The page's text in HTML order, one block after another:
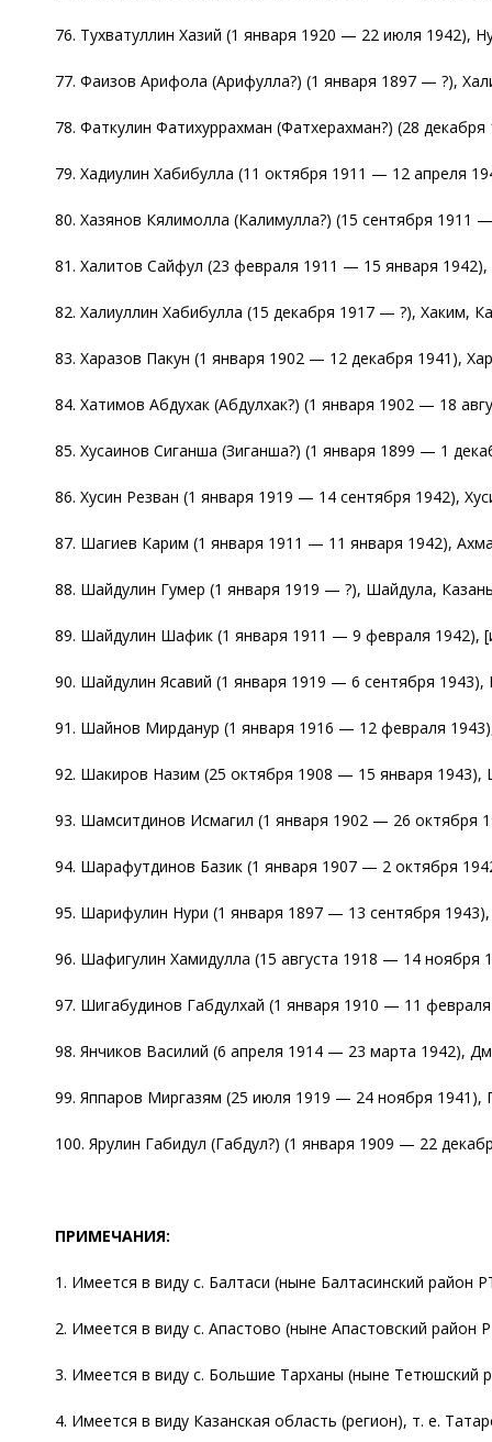
76. Тухватуллин Хазий (1 января 1920 — 22 июля 1942),
77. Фаизов Арифола (Арифулла?) (1 января 1897 — ?),
78. Фаткулин Фатихуррахман (Фатхерахман?) (28
79. Хадиулин Хабибулла (11 октября 1911 — 12 апреля
80. Хазянов Кялимолла (Калимулла?) (15 сентября 1911
81. Халитов Сайфул (23 февраля 1911 — 15 января
82. Халиуллин Хабибулла (15 декабря 1917 — ?), Хаким,
83. Харазов Пакун (1 января 1902 — 12 декабря 1941),
84. Хатимов Абдухак (Абдулхак?) (1 января 1902 — 18
85. Хусаинов Сиганша (Зиганша?) (1 января 1899 — 1
86. Хусин Резван (1 января 1919 — 14 сентября 1942),
87. Шагиев Карим (1 января 1911 — 11 января 1942),
88. Шайдулин Гумер (1 января 1919 — ?), Шайдула,
89. Шайдулин Шафик (1 января 1911 — 9 февраля 1942),
90. Шайдулин Ясавий (1 января 1919 — 6 сентября
91. Шайнов Мирданур (1 января 1916 — 12 февраля
92. Шакиров Назим (25 октября 1908 — 15 января 1943),
93. Шамситдинов Исмагил (1 января 1902 — 26 октября
94. Шарафутдинов Базик (1 января 1907 — 2 октября
95. Шарифулин Нури (1 января 1897 — 13 сентября
96. Шафигулин Хамидулла (15 августа 1918 — 14 ноября
97. Шигабудинов Габдулхай (1 января 1910 — 11
98. Янчиков Василий (6 апреля 1914 — 23 марта 1942),
99. Яппаров Миргазям (25 июля 1919 — 24 ноября 1941),
100. Ярулин Габидул (Габдул?) (1 января 1909 — 22
ПРИМЕЧАНИЯ:
1. Имеется в виду с. Балтаси (ныне Балтасинский район
2. Имеется в виду с. Апастово (ныне Апастовский район
3. Имеется в виду с. Большие Тарханы (ныне Тетюшский
4. Имеется в виду Казанская область (регион), т. е.